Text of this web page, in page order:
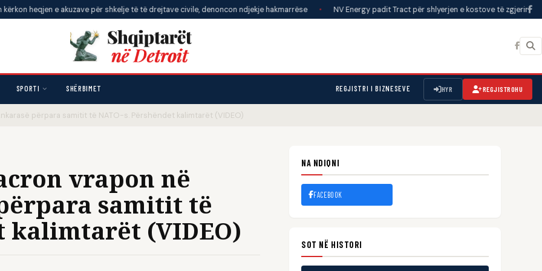
e akuzave për shkelje të të drejtave civile, denoncon ndjekje hakmarrëse • NV Energy padit Tract për shlyerjen e kostove të zgjerimit të rrjetit
SPORTI SHËRBIMET REGJISTRI I BIZNESEVE HYR REGJISTROHU
përpara samitit të NATO-s. Përshëndet kalimtarët (VIDEO)
vrapon në
samitit të
kalimtarët (VIDEO)
NA NDIQNI
FACEBOOK
SOT NË HISTORI